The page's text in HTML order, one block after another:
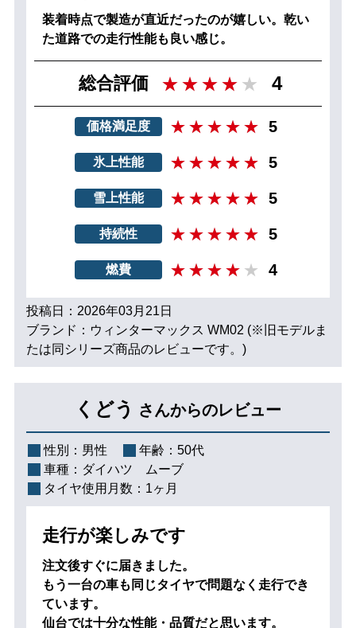
装着時点で製造が直近だったのが嬉しい。乾い
た道路での走行性能も良い感じ。
総合評価 4
価格満足度 5
氷上性能 5
雪上性能 5
持続性 5
燃費 4
投稿日：2026年03月21日
ブランド：ウィンターマックス WM02 (※旧モデルま
たは同シリーズ商品のレビューです。)
くどう さんからのレビュー
性別： 男性 年齢： 50代
車種： ダイハツ ムーブ
タイヤ使用月数： 1ヶ月
走行が楽しみです
注文後すぐに届きました。
もう一台の車も同じタイヤで問題なく走行でき
ています。
仙台では十分な性能・品質だと思います。